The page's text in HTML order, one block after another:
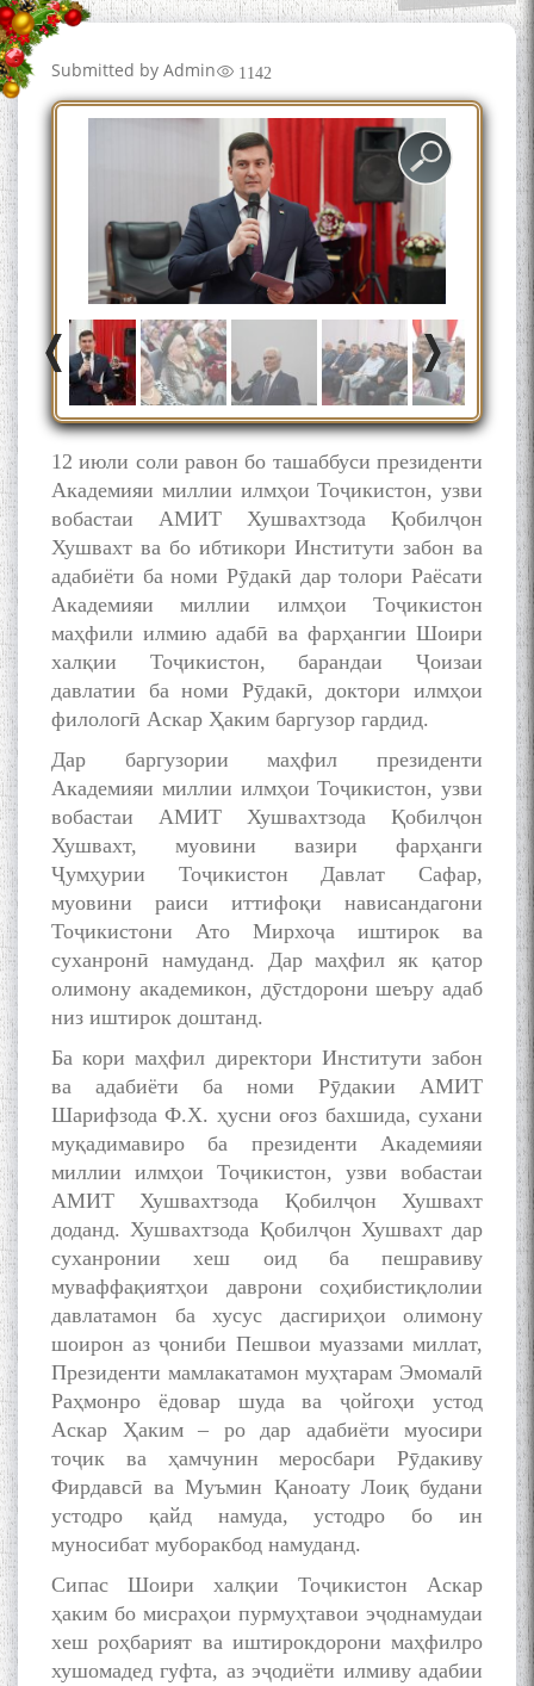
Submitted by Admin 1142
12 июли соли равон бо ташаббуси президенти
Академияи миллии илмҳои Тоҷикистон, узви
вобастаи АМИТ Хушвахтзода Қобилҷон
Хушвахт ва бо ибтикори Институти забон ва
адабиёти ба номи Рӯдакӣ дар толори Раёсати
Академияи миллии илмҳои Тоҷикистон
маҳфили илмию адабӣ ва фарҳангии Шоири
халқии Тоҷикистон, барандаи Ҷоизаи
давлатии ба номи Рӯдакӣ, доктори илмҳои
филологӣ Аскар Ҳаким баргузор гардид.
Дар баргузории маҳфил президенти
Академияи миллии илмҳои Тоҷикистон, узви
вобастаи АМИТ Хушвахтзода Қобилҷон
Хушвахт, муовини вазири фарҳанги
Ҷумҳурии Тоҷикистон Давлат Сафар,
муовини раиси иттифоқи нависандагони
Тоҷикистони Ато Мирхоҷа иштирок ва
суханронӣ намуданд. Дар маҳфил як қатор
олимону академикон, дӯстдорони шеъру адаб
низ иштирок доштанд.
Ба кори маҳфил директори Институти забон
ва адабиёти ба номи Рӯдакии АМИТ
Шарифзода Ф.Х. ҳусни оғоз бахшида, сухани
муқадимавиро ба президенти Академияи
миллии илмҳои Тоҷикистон, узви вобастаи
АМИТ Хушвахтзода Қобилҷон Хушвахт
доданд. Хушвахтзода Қобилҷон Хушвахт дар
суханронии хеш оид ба пешравиву
муваффақиятҳои даврони соҳибистиқлолии
давлатамон ба хусус дасгириҳои олимону
шоирон аз ҷониби Пешвои муаззами миллат,
Президенти мамлакатамон муҳтарам Эмомалӣ
Раҳмонро ёдовар шуда ва ҷойгоҳи устод
Аскар Ҳаким – ро дар адабиёти муосири
тоҷик ва ҳамчунин меросбари Рӯдакиву
Фирдавсӣ ва Муъмин Қаноату Лоиқ будани
устодро қайд намуда, устодро бо ин
муносибат муборакбод намуданд.
Сипас Шоири халқии Тоҷикистон Аскар
ҳаким бо мисраҳои пурмуҳтавои эҷоднамудаи
хеш роҳбарият ва иштирокдорони маҳфилро
хушомадед гуфта, аз эҷодиёти илмиву адабии
БА МУНОСИБАТИ
БУЗУРГДОШТИ РӮЗИ РӮДАКӢ
Дар Академияи миллии
илмҳои Тоҷикистон бахшида
ба 100-солагии мунаққиду
адабиётшинос Соҳиб
Табаров ҳамоиши илмӣ-
назариявӣ баргузор гардид.
МАВЛОНО ҶАЛОЛИДДИНИ
БАЛХӢ БУЗУРГТАРИН
МУТАФАККИР ВА ОРИФИ
ЗАБОНУ АДАБИ ТОҶИК
به عبارت دیگر: گفتگو با مومن
قناعت Mumin Qanoat
Сухбати навқаламон бо
Муъмин Қаноат\Meeting of
Kanoat